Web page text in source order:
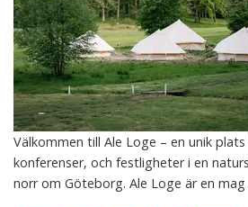
Välkommen till Ale Loge – en unik
konferenser, och festligheter i en
norr om Göteborg. Ale Loge är en mag